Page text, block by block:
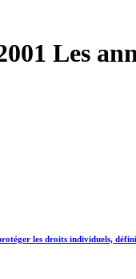
Les
les droits individuels,